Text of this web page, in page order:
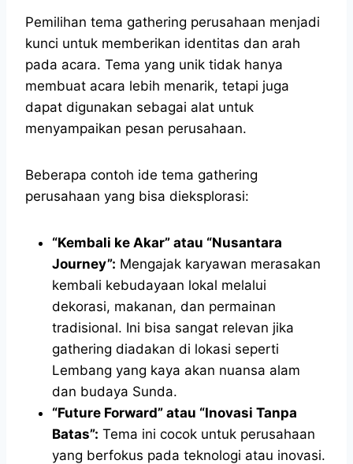
Pemilihan tema gathering perusahaan menjadi
kunci untuk memberikan identitas dan arah
pada acara. Tema yang unik tidak hanya
membuat acara lebih menarik, tetapi juga
dapat digunakan sebagai alat untuk
menyampaikan pesan perusahaan.
Beberapa contoh ide tema gathering
perusahaan yang bisa dieksplorasi:
“Kembali ke Akar” atau “Nusantara
Journey”: Mengajak karyawan merasakan
kembali kebudayaan lokal melalui
dekorasi, makanan, dan permainan
tradisional. Ini bisa sangat relevan jika
gathering diadakan di lokasi seperti
Lembang yang kaya akan nuansa alam
dan budaya Sunda.
“Future Forward” atau “Inovasi Tanpa
Batas”: Tema ini cocok untuk perusahaan
yang berfokus pada teknologi atau inovasi.